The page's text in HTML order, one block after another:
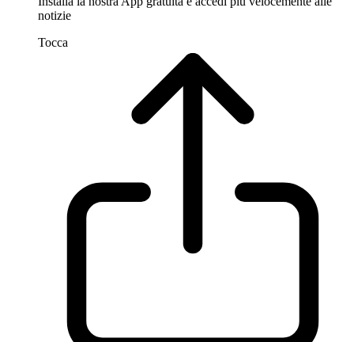
notizie
Tocca